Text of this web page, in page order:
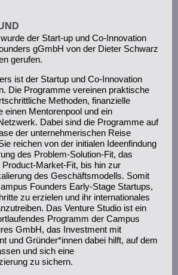
der Start-up und Co-Innovation
gGmbH von der Dieter Schwarz
gerufen.
ist der Startup und Co-Innovation
Die Programme vereinen praktische
Methoden, finanzielle
einen Mentorenpool und ein
Dabei sind die Programme auf
der unternehmerischen Reise
reichen von der initialen Ideenfindung
des Problem-Solution-Fit, das
Product-Market-Fit, bis hin zur
des Geschäftsmodells. Somit
Founders Early-Stage Startups,
zu erzielen und ihr internationales
Das Venture Studio ist ein
Programm der Campus
GmbH, das Investment mit
und Gründer*innen dabei hilft, auf dem
und sich eine
zu sichern.